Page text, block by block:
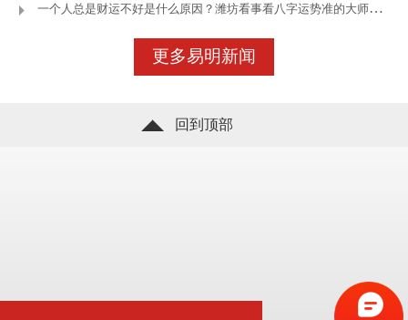
立即咨询 了解更多
立即咨询 了解更多
一个人总是财运不好是什么原因？潍坊看事看八字运势准的大师—潍坊
更多易明新闻
回到顶部